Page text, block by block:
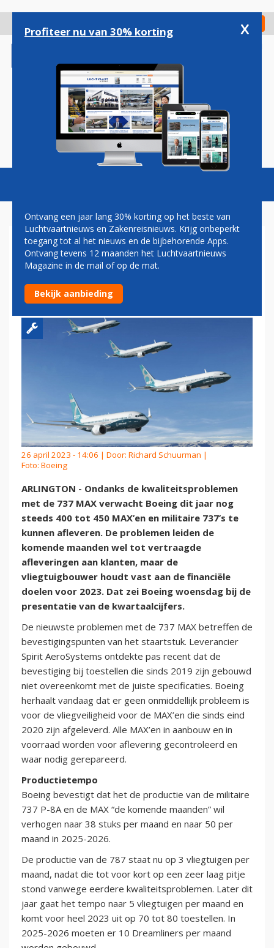
gaan
Check in
Magazine Podcasts Vacatures
BOEING HOUDT ONDANKS
NIEUWSTE MAX-PROBLEMEN
VAST AAN AFLEVERDOELEN
26 april 2023 - 14:06 | Door: Richard Schuurman |
Foto: Boeing
ARLINGTON - Ondanks de kwaliteitsproblemen
met de 737 MAX verwacht Boeing dit jaar nog
steeds 400 tot 450 MAX’en en militaire 737’s te
kunnen afleveren. De problemen leiden de
komende maanden wel tot vertraagde
afleveringen aan klanten, maar de
vliegtuigbouwer houdt vast aan de financiële
doelen voor 2023. Dat zei Boeing woensdag bij de
presentatie van de kwartaalcijfers.
De nieuwste problemen met de 737 MAX betreffen de
bevestigingspunten van het staartstuk. Leverancier
Spirit AeroSystems ontdekte pas recent dat de
bevestiging bij toestellen die sinds 2019 zijn gebouwd
niet overeenkomt met de juiste specificaties. Boeing
herhaalt vandaag dat er geen onmiddellijk probleem is
voor de vliegveiligheid voor de MAX’en die sinds eind
2020 zijn afgeleverd. Alle MAX’en in aanbouw en in
voorraad worden voor aflevering gecontroleerd en
waar nodig gerepareerd.
Productietempo
Boeing bevestigt dat het de productie van de militaire
737 P-8A en de MAX “de komende maanden” wil
verhogen naar 38 stuks per maand en naar 50 per
maand in 2025-2026.
De productie van de 787 staat nu op 3 vliegtuigen per
maand, nadat die tot voor kort op een zeer laag pitje
stond vanwege eerdere kwaliteitsproblemen. Later dit
jaar gaat het tempo naar 5 vliegtuigen per maand en
komt voor heel 2023 uit op 70 tot 80 toestellen. In
2025-2026 moeten er 10 Dreamliners per maand
Profiteer nu van 30% korting x
Ontvang een jaar lang 30% korting op het beste van
Luchtvaartnieuws en Zakenreisnieuws. Krijg onbeperkt
toegang tot al het nieuws en de bijbehorende Apps.
Ontvang tevens 12 maanden het Luchtvaartnieuws
Magazine in de mail of op de mat.
Bekijk aanbieding